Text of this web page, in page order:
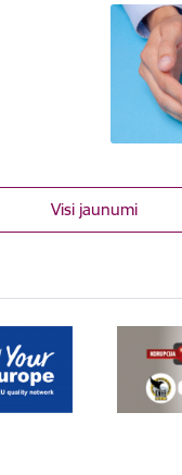
Visi jaunumi